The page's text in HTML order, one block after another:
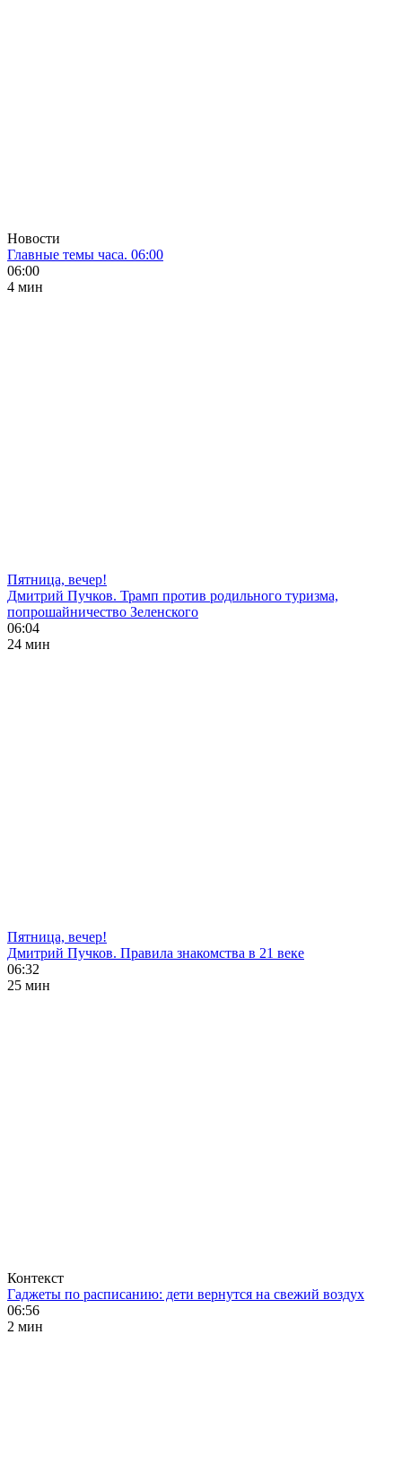
Новости
Главные темы часа. 06:00
06:00
4 мин
Пятница, вечер!
Дмитрий Пучков. Трамп против родильного туризма,
попрошайничество Зеленского
06:04
24 мин
Пятница, вечер!
Дмитрий Пучков. Правила знакомства в 21 веке
06:32
25 мин
Контекст
Гаджеты по расписанию: дети вернутся на свежий воздух
06:56
2 мин